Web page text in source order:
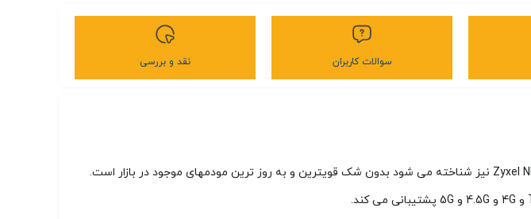
سوالات کاربران نقد و بررسی
مودم 5GEE ROUTER یکی از جدیدترین محصولات شرکت EE انگلستان است . این محصول که به عنوان Zyxel NR5103 نیز شناخته می شود بدون شک قویترین و به روز ترین مودمهای موجود در بازار است.